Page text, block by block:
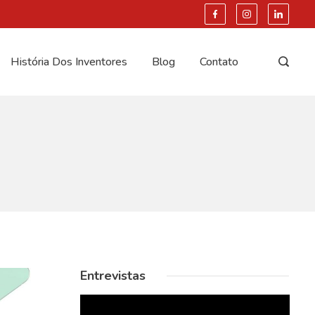
História Dos Inventores Blog Contato
Entrevistas